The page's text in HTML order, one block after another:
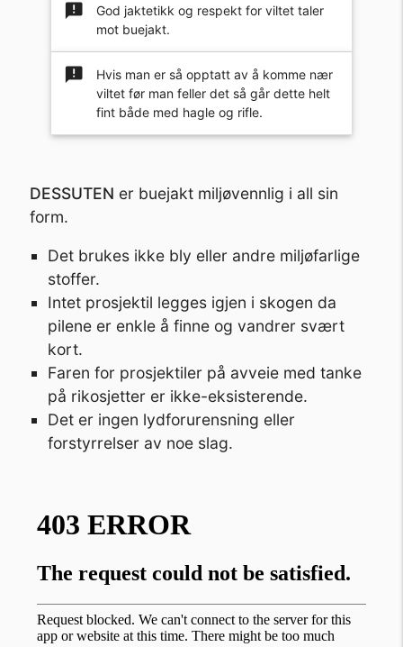
announcement
God jaktetikk og respekt for viltet taler
mot buejakt.
announcement
Hvis man er så opptatt av å komme nær
viltet før man feller det så går dette helt
fint både med hagle og rifle.
DESSUTEN er buejakt miljøvennlig i all sin
form.
Det brukes ikke bly eller andre miljøfarlige
stoffer.
Intet prosjektil legges igjen i skogen da
pilene er enkle å finne og vandrer svært
kort.
Faren for prosjektiler på avveie med tanke
på rikosjetter er ikke-eksisterende.
Det er ingen lydforurensning eller
forstyrrelser av noe slag.